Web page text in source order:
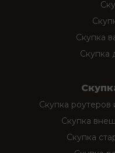
Скупка
Скупка
Скупка роутеров
Скупка
Скупка